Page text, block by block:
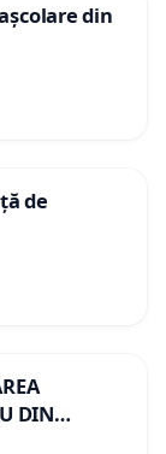
din
de
DIN